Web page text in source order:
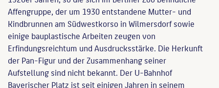
Affengruppe, der um 1930 entstandene Mutter- und
Kindbrunnen am Südwestkorso in Wilmersdorf sowie
einige bauplastische Arbeiten zeugen von
Erfindungsreichtum und Ausdrucksstärke. Die Herkunft
der Pan-Figur und der Zusammenhang seiner
Aufstellung sind nicht bekannt. Der U-Bahnhof
Bayerischer Platz ist seit einigen Jahren in seinem